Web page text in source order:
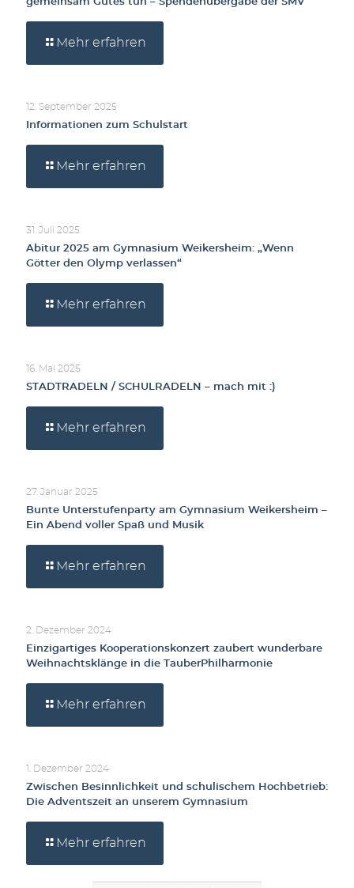
Mehr erfahren
12. September 2025
Informationen zum Schulstart
Mehr erfahren
31. Juli 2025
Abitur 2025 am Gymnasium Weikersheim: „Wenn
Götter den Olymp verlassen“
Mehr erfahren
16. Mai 2025
STADTRADELN / SCHULRADELN – mach mit :)
Mehr erfahren
27. Januar 2025
Bunte Unterstufenparty am Gymnasium Weikersheim –
Ein Abend voller Spaß und Musik
Mehr erfahren
2. Dezember 2024
Einzigartiges Kooperationskonzert zaubert wunderbare
Weihnachtsklänge in die TauberPhilharmonie
Mehr erfahren
1. Dezember 2024
Zwischen Besinnlichkeit und schulischem Hochbetrieb:
Die Adventszeit an unserem Gymnasium
Mehr erfahren